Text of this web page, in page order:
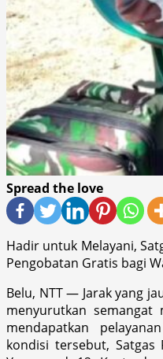
Spread the love
Hadir untuk Melayani,
Pengobatan Gratis bagi
Belu, NTT — Jarak yang
menyurutkan semangat
mendapatkan
kondisi tersebut, Satgas